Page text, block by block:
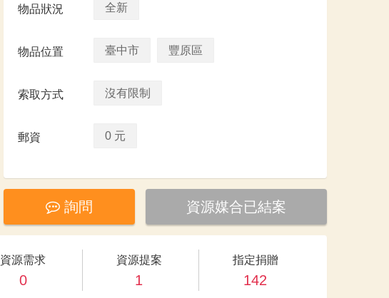
物品狀況 全新
物品位置 臺中市 豐原區
索取方式 沒有限制
郵資 0 元
詢問 資源媒合已結案
資源需求
0
資源提案
1
指定捐贈
142